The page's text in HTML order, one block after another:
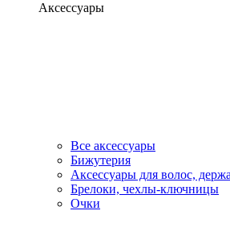
Аксессуары
Все аксессуары
Бижутерия
Аксессуары для волос,
Брелоки, чехлы-ключницы
Очки